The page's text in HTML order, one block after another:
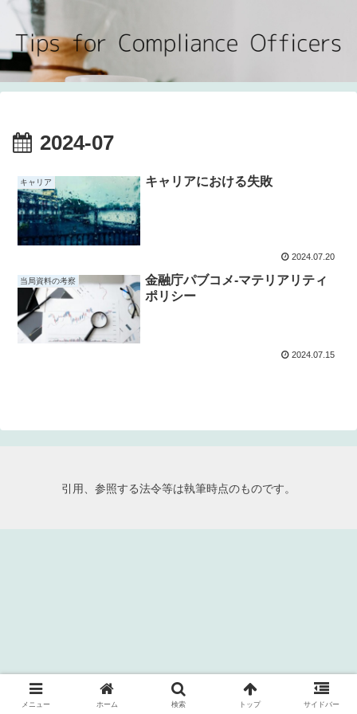
2024-07
キャリア キャリアにおける失敗
2024.07.20
当局資料の考察
金融庁パブコメ-マテリアリティ
ポリシー
2024.07.15
引用、参照する法令等は執筆時点のものです。
メニュー ホーム 検索 トップ サイドバー